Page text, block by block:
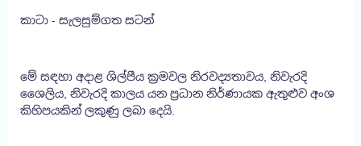
කාටා - සැලසුම්ගත සටන්
මේ සඳහා අදාළ ශිල්පීය ක්‍රමවල නිරවද්‍යතාවය, නිවැරදි
ශෛලිය, නිවැරදි කාලය යන ප්‍රධාන නිර්ණායක ඇතුළුව අංශ
කිහිපයකින් ලකුණු ලබා දෙයි.